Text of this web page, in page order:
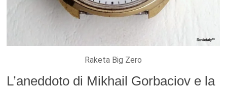
Raketa Big Zero
L’aneddoto di Mikhail Gorbaciov e la